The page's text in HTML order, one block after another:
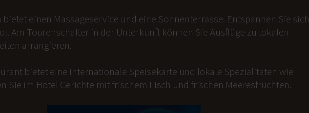
einen Massageservice und eine Sonnenterrasse. Entspannen Sie sich
Am Tourenschalter in der Unterkunft können Sie Ausflüge zu lokalen
arrangieren.
bietet eine internationale Speisekarte und lokale Spezialitäten wie
Sie im Hotel Gerichte mit frischem Fisch und frischen Meeresfrüchten.